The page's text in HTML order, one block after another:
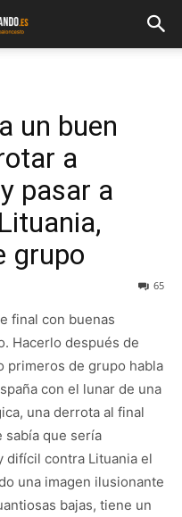
un buen
a
pasar a
grupo
65
final con buenas
Hacerlo después de
primeros de grupo habla
con el lunar de una
una derrota al final
sabía que sería
difícil contra Lituania el
una imagen ilusionante
bajas, tiene un